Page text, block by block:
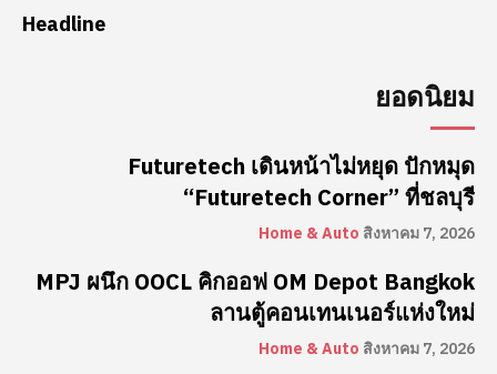
Headline
ยอดนิยม
Futuretech เดินหน้าไม่หยุด ปักหมุด
“Futuretech Corner” ที่ชลบุรี
Home & Auto สิงหาคม 7, 2026
MPJ ผนึก OOCL คิกออฟ OM Depot Bangkok
ลานตู้คอนเทนเนอร์แห่งใหม่
Home & Auto สิงหาคม 7, 2026